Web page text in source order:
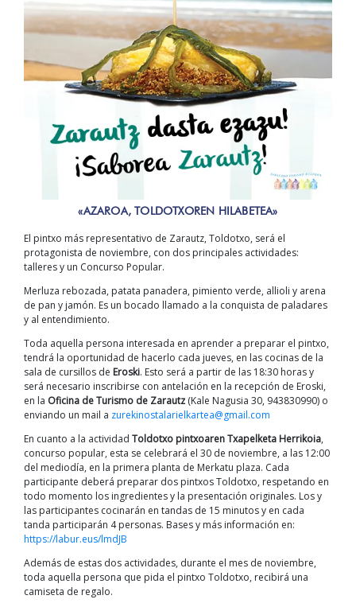
«AZAROA, TOLDOTXOREN HILABETEA»
El pintxo más representativo de Zarautz, Toldotxo, será el
protagonista de noviembre, con dos principales actividades:
talleres y un Concurso Popular.
Merluza rebozada, patata panadera, pimiento verde, allioli y arena
de pan y jamón. Es un bocado llamado a la conquista de paladares
y al entendimiento.
Toda aquella persona interesada en aprender a preparar el pintxo,
tendrá la oportunidad de hacerlo cada jueves, en las cocinas de la
sala de cursillos de Eroski. Esto será a partir de las 18:30 horas y
será necesario inscribirse con antelación en la recepción de Eroski,
en la Oficina de Turismo de Zarautz (Kale Nagusia 30, 943830990) o
enviando un mail a zurekinostalarielkartea@gmail.com
En cuanto a la actividad Toldotxo pintxoaren Txapelketa Herrikoia,
concurso popular, esta se celebrará el 30 de noviembre, a las 12:00
del mediodía, en la primera planta de Merkatu plaza. Cada
participante deberá preparar dos pintxos Toldotxo, respetando en
todo momento los ingredientes y la presentación originales. Los y
las participantes cocinarán en tandas de 15 minutos y en cada
tanda participarán 4 personas. Bases y más información en:
https://labur.eus/lmdJB
Además de estas dos actividades, durante el mes de noviembre,
toda aquella persona que pida el pintxo Toldotxo, recibirá una
camiseta de regalo.